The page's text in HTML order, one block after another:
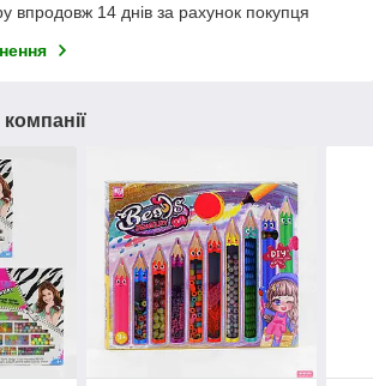
впродовж 14 днів за рахунок покупця